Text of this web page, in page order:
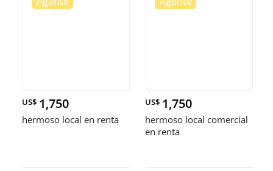
US$ 1,750
hermoso local en renta
US$ 1,750
hermoso local comercial
en renta